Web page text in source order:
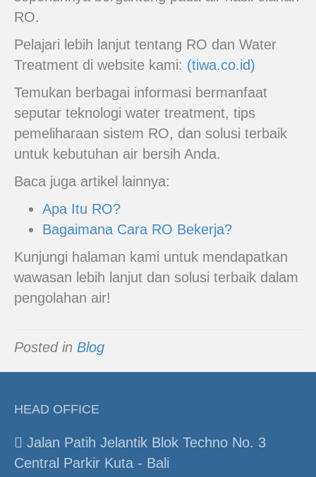
RO.
Pelajari lebih lanjut tentang RO dan Water
Treatment di website kami: (tiwa.co.id)
Temukan berbagai informasi bermanfaat
seputar teknologi water treatment, tips
pemeliharaan sistem RO, dan solusi terbaik
untuk kebutuhan air bersih Anda.
Baca juga artikel lainnya:
Apa Itu RO?
Bagaimana Cara RO Bekerja?
Kunjungi halaman kami untuk mendapatkan
wawasan lebih lanjut dan solusi terbaik dalam
pengolahan air!
Posted in Blog
HEAD OFFICE
Jalan Patih Jelantik Blok Techno No. 3
Central Parkir Kuta - Bali